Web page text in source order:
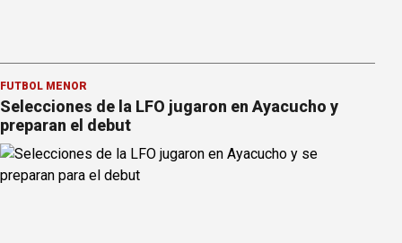
FÚTBOL MENOR
Selecciones de la LFO jugaron en Ayacucho y
preparan el debut